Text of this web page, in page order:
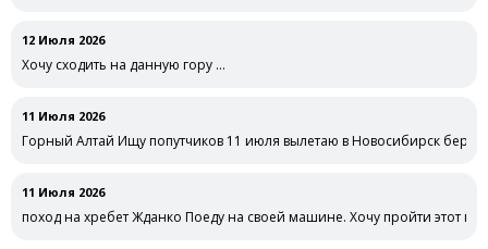
12 Июля 2026
Хочу сходить на данную гору …
11 Июля 2026
Горный Алтай Ищу попутчиков 11 июля вылетаю в Новосибирск беру
11 Июля 2026
поход на хребет Жданко Поеду на своей машине. Хочу пройти этот